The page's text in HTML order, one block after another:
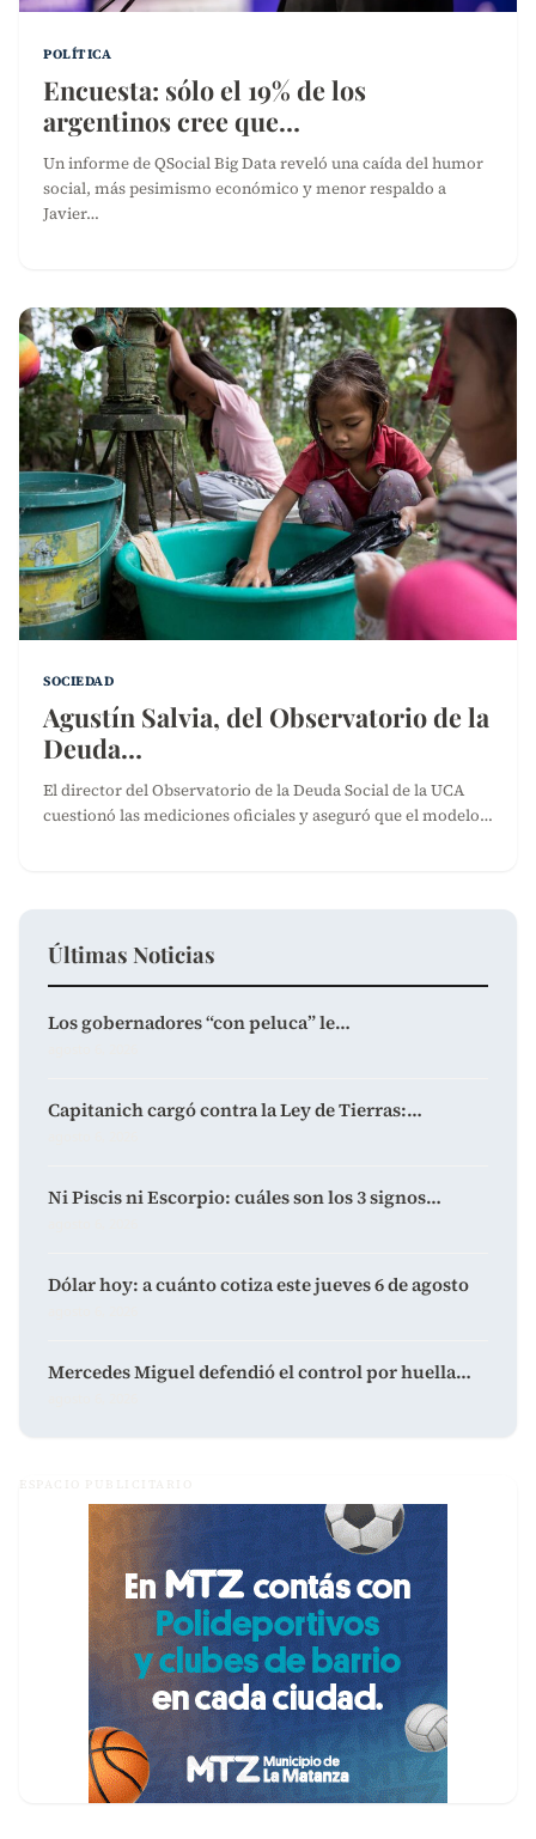
POLÍTICA
Encuesta: sólo el 19% de los
argentinos cree que…
Un informe de QSocial Big Data reveló una caída del humor
social, más pesimismo económico y menor respaldo a
Javier…
SOCIEDAD
Agustín Salvia, del Observatorio de la
Deuda…
El director del Observatorio de la Deuda Social de la UCA
cuestionó las mediciones oficiales y aseguró que el modelo…
Últimas Noticias
Los gobernadores “con peluca” le…
Capitanich cargó contra la Ley de Tierras:…
Ni Piscis ni Escorpio: cuáles son los 3 signos…
Dólar hoy: a cuánto cotiza este jueves 6 de agosto
Mercedes Miguel defendió el control por huella…
ESPACIO PUBLICITARIO